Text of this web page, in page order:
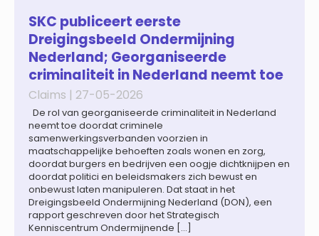
regelgeving relevant voor de life sciences sector en de […]
SKC publiceert eerste
Dreigingsbeeld Ondermijning
Nederland; Georganiseerde
criminaliteit in Nederland neemt toe
Claims | 27-05-2026
De rol van georganiseerde criminaliteit in Nederland
neemt toe doordat criminele
samenwerkingsverbanden voorzien in
maatschappelijke behoeften zoals wonen en zorg,
doordat burgers en bedrijven een oogje dichtknijpen en
doordat politici en beleidsmakers zich bewust en
onbewust laten manipuleren. Dat staat in het
Dreigingsbeeld Ondermijning Nederland (DON), een
rapport geschreven door het Strategisch
Kenniscentrum Ondermijnende […]